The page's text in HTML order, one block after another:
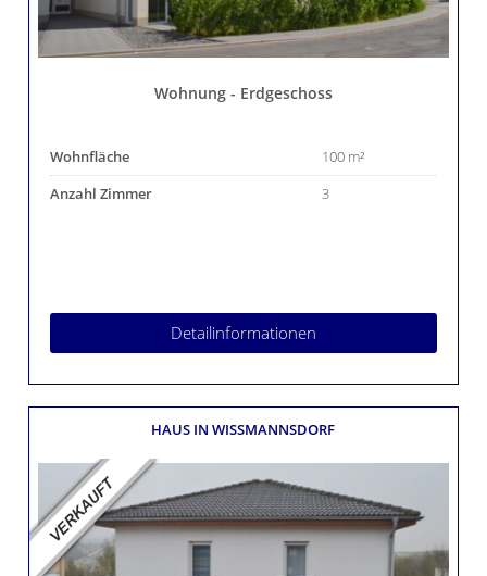
Wohnung - Erdgeschoss
Wohnfläche
100 m²
Anzahl Zimmer
3
Detailinformationen
HAUS IN WISSMANNSDORF